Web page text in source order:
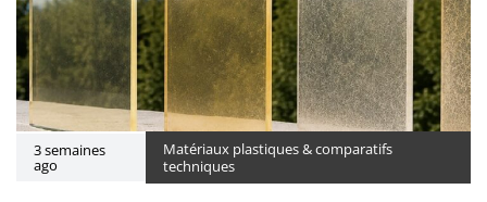
3 semaines
ago
Matériaux plastiques & comparatifs
techniques